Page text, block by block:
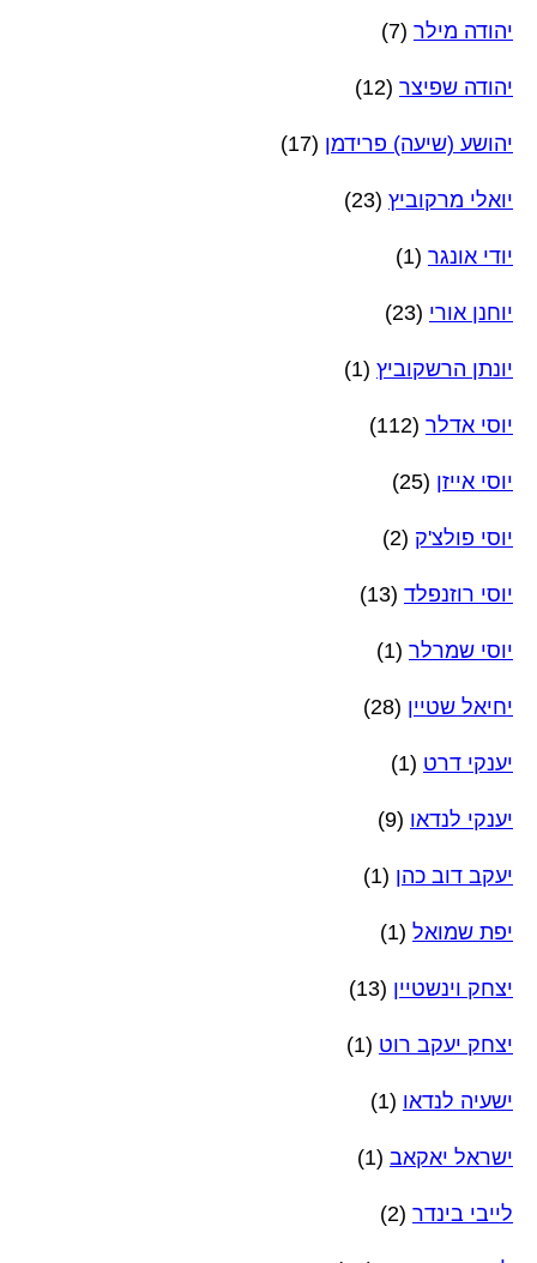
יהודה מילר (7)
יהודה שפיצר (12)
יהושע (שיעה) פרידמן (17)
יואלי מרקוביץ (23)
יודי אונגר (1)
יוחנן אורי (23)
יונתן הרשקוביץ (1)
יוסי אדלר (112)
יוסי אייזן (25)
יוסי פולצ'ק (2)
יוסי רוזנפלד (13)
יוסי שמרלר (1)
יחיאל שטיין (28)
יענקי דרט (1)
יענקי לנדאו (9)
יעקב דוב כהן (1)
יפת שמואל (1)
יצחק וינשטיין (13)
יצחק יעקב רוט (1)
ישעיה לנדאו (1)
ישראל יאקאב (1)
לייבי בינדר (2)